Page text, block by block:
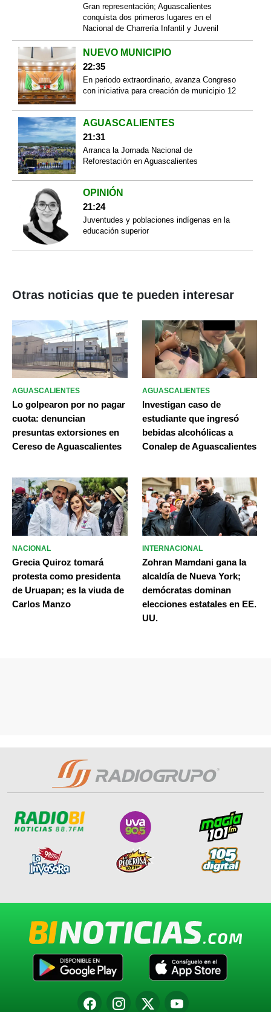
Gran representación; Aguascalientes
conquista dos primeros lugares en el
Nacional de Charrería Infantil y Juvenil
NUEVO MUNICIPIO
22:35
En periodo extraordinario, avanza Congreso
con iniciativa para creación de municipio 12
AGUASCALIENTES
21:31
Arranca la Jornada Nacional de
Reforestación en Aguascalientes
OPINIÓN
21:24
Juventudes y poblaciones indígenas en la
educación superior
Otras noticias que te pueden interesar
AGUASCALIENTES
Lo golpearon por no pagar
cuota: denuncian
presuntas extorsiones en
Cereso de Aguascalientes
AGUASCALIENTES
Investigan caso de
estudiante que ingresó
bebidas alcohólicas a
Conalep de Aguascalientes
NACIONAL
Grecia Quiroz tomará
protesta como presidenta
de Uruapan; es la viuda de
Carlos Manzo
INTERNACIONAL
Zohran Mamdani gana la
alcaldía de Nueva York;
demócratas dominan
elecciones estatales en EE.
UU.